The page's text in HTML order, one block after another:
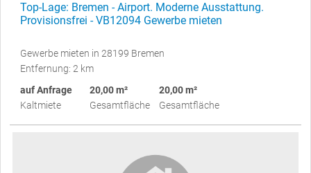
Top-Lage: Bremen - Airport. Moderne Ausstattung.
Provisionsfrei - VB12094 Gewerbe mieten
Gewerbe mieten in 28199 Bremen
Entfernung: 2 km
auf Anfrage
Kaltmiete
20,00 m²
Gesamtfläche
20,00 m²
Gesamtfläche